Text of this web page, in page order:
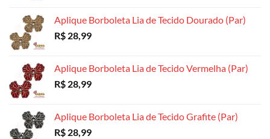
do
produto
Aplique Borboleta Lia de Tecido Dourado (Par)
R$ 28,99
Aplique Borboleta Lia de Tecido Vermelha (Par)
R$ 28,99
Aplique Borboleta Lia de Tecido Grafite (Par)
R$ 28,99